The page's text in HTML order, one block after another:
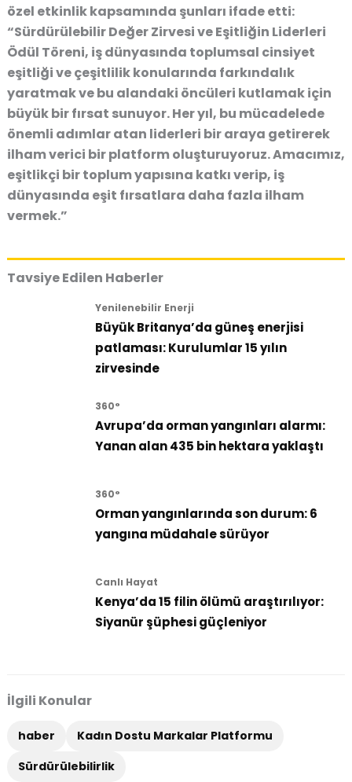
özel etkinlik kapsamında şunları ifade etti:
“Sürdürülebilir Değer Zirvesi ve Eşitliğin Liderleri
Ödül Töreni, iş dünyasında toplumsal cinsiyet
eşitliği ve çeşitlilik konularında farkındalık
yaratmak ve bu alandaki öncüleri kutlamak için
büyük bir fırsat sunuyor. Her yıl, bu mücadelede
önemli adımlar atan liderleri bir araya getirerek
ilham verici bir platform oluşturuyoruz. Amacımız,
eşitlikçi bir toplum yapısına katkı verip, iş
dünyasında eşit fırsatlara daha fazla ilham
vermek.”
Tavsiye Edilen Haberler
Yenilenebilir Enerji
Büyük Britanya’da güneş enerjisi
patlaması: Kurulumlar 15 yılın
zirvesinde
360°
Avrupa’da orman yangınları alarmı:
Yanan alan 435 bin hektara yaklaştı
360°
Orman yangınlarında son durum: 6
yangına müdahale sürüyor
Canlı Hayat
Kenya’da 15 filin ölümü araştırılıyor:
Siyanür şüphesi güçleniyor
İlgili Konular
haber
Kadın Dostu Markalar Platformu
Sürdürülebilirlik